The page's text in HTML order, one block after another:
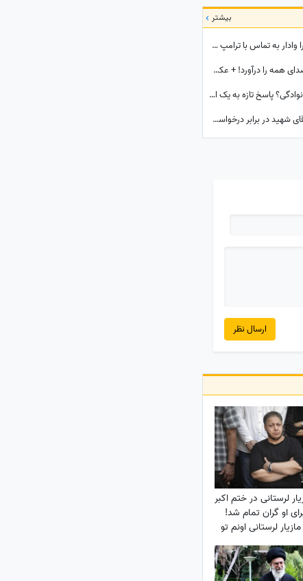
بیشتر
هشدار بی‌سابقه عراقچی؛ پیامی که بن‌سلمان را وادار به تماس با ترامپ کرد
شاهکار جدید پاچه‌ورمالیده‌های سلطنت‌طلب صدای همه را درآورد! + عکس / از اون شازده همچین طرفداری بعید نیست!
استعفای سردار ذوالقدر به دلیل یک موضوع خانوادگی؟ پاسخ تازه به یک ادعای خبرساز
مروری بر خاطرات قابل‌تامل رهبر شهید| پاسخ آقای شهید در برابر درخواست برای درمان دست‌شان با طب سوزنی در چین: در ایران مثل من زیاد هست اگر ...
ارسال نظر
لرستانی در ختم اکبر
او گران تمام شد!
لرستانی اونم تو
روز روشن!